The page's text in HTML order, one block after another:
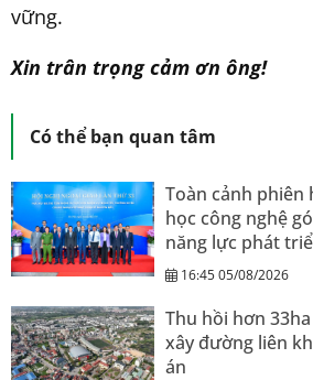
vững.
Xin trân trọng cảm ơn ông!
Có thể bạn quan tâm
Toàn cảnh phiên
học công nghệ
năng lực phát
16:45 05/08/2026
Thu hồi hơn
xây đường liên
án